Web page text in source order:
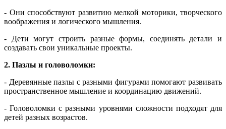
- Они способствуют развитию мелкой моторики, творческого
воображения и логического мышления.
- Дети могут строить разные формы, соединять детали и
создавать свои уникальные проекты.
2. Пазлы и головоломки:
- Деревянные пазлы с разными фигурами помогают развивать
пространственное мышление и координацию движений.
- Головоломки с разными уровнями сложности подходят для
детей разных возрастов.